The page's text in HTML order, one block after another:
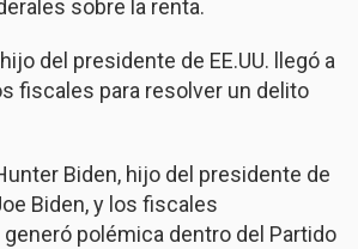
sobre la renta.
del presidente de EE.UU. llegó a
fiscales para resolver un delito
Biden, hijo del presidente de
Biden, y los fiscales
polémica dentro del Partido